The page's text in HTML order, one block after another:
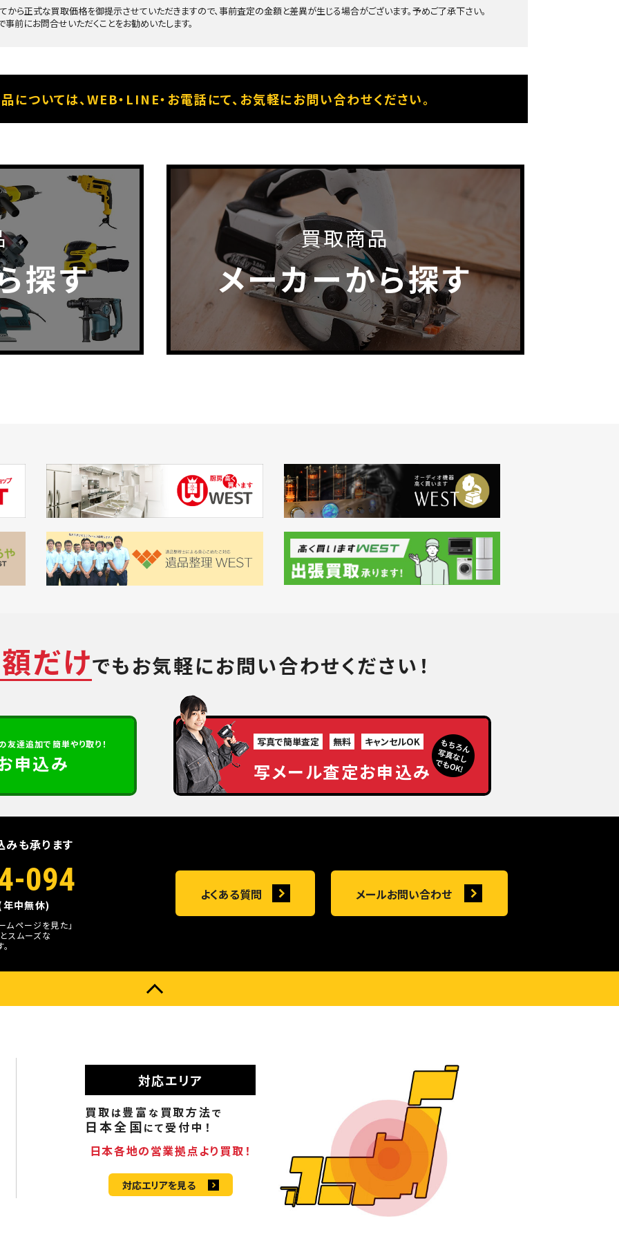
ら正式な買取価格を御提示させていただきますので、事前査定の金額と差異が生じる場合がございます。予めご了承下さい。
前にお問合せいただくことをお勧めいたします。
については、WEB・LINE・お電話にて、お気軽にお問い合わせください。
探す
買取商品
メーカーから探す
だけでもお気軽にお問い合わせください！
友達追加で簡単やり取り！
申込み
写真で簡単査定 無料 キャンセルOK
写メール査定お申込み
も承ります
094
中無休)
ムページを見た」
スムーズな
よくある質問 メールお問い合わせ
対応エリア
買取 は豊富 な 買取方法で
日本全国 にて 受付中！
日本各地の営業拠点より買取！
対応エリアを見る